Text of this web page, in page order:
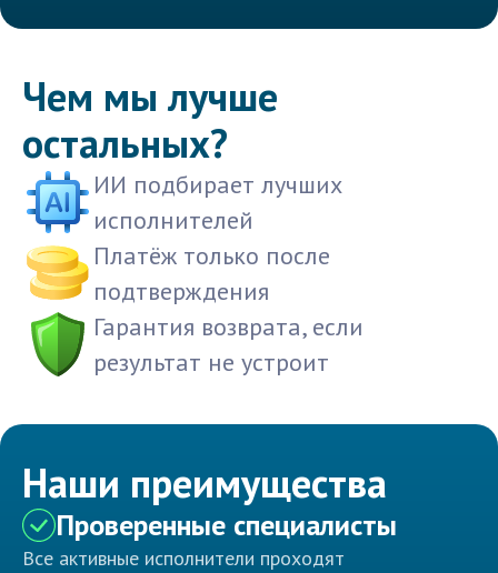
Чем мы лучше
остальных?
ИИ подбирает лучших
исполнителей
Платёж только после
подтверждения
Гарантия возврата, если
результат не устроит
Наши преимущества
Проверенные специалисты
Все активные исполнители проходят